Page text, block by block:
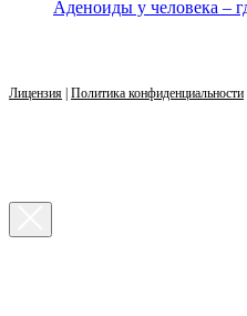
Аденоиды у человека –
Лицензия | Политика конфиденциальности